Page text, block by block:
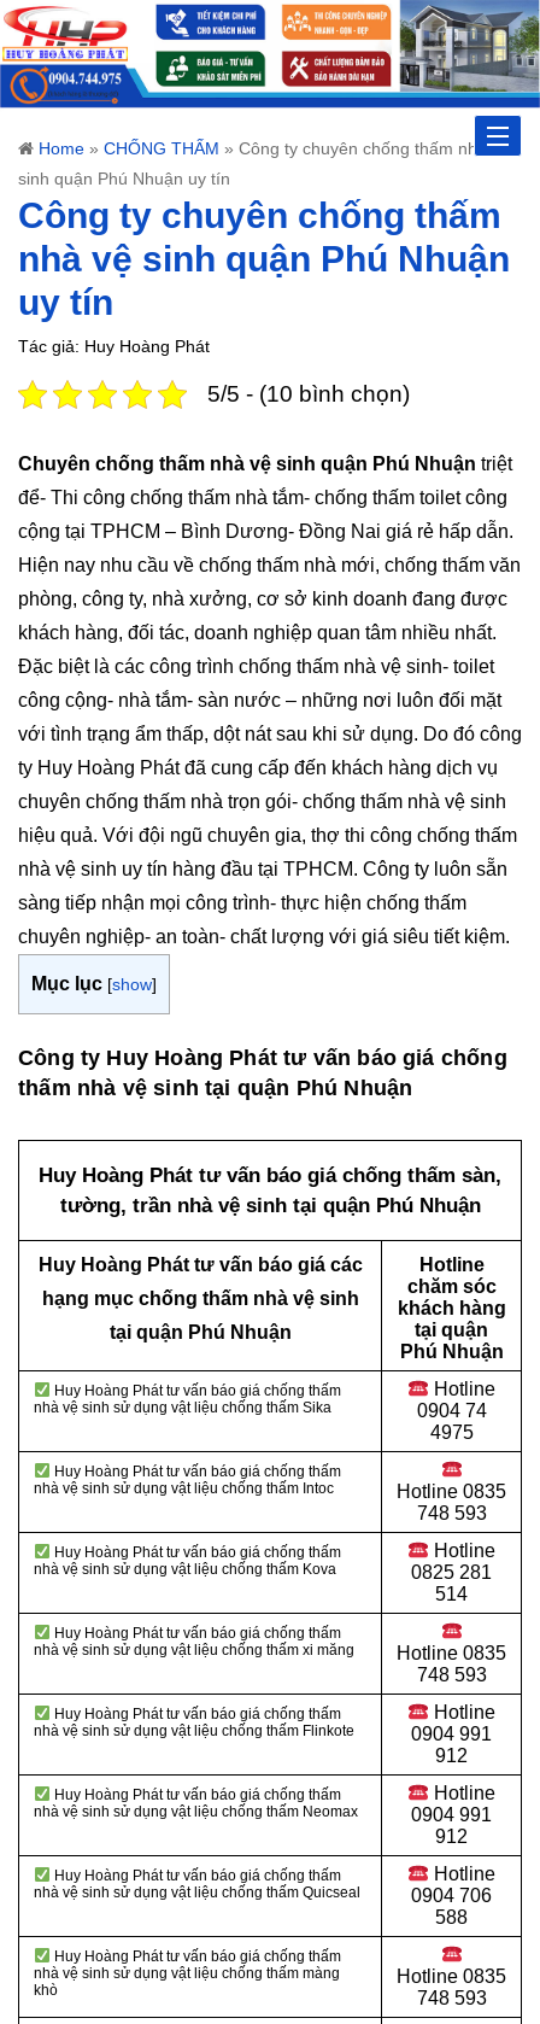
Toggle
Home » CHỐNG THẤM » Công ty chuyên chống thấm nhà vệ
sinh quận Phú Nhuận uy tín
Công ty chuyên chống thấm
nhà vệ sinh quận Phú Nhuận
uy tín
Tác giả: Huy Hoàng Phát
5/5 - (10 bình chọn)
Chuyên chống thấm nhà vệ sinh quận Phú Nhuận triệt
để- Thi công chống thấm nhà tắm- chống thấm toilet công
cộng tại TPHCM – Bình Dương- Đồng Nai giá rẻ hấp dẫn.
Hiện nay nhu cầu về chống thấm nhà mới, chống thấm văn
phòng, công ty, nhà xưởng, cơ sở kinh doanh đang được
khách hàng, đối tác, doanh nghiệp quan tâm nhiều nhất.
Đặc biệt là các công trình chống thấm nhà vệ sinh- toilet
công cộng- nhà tắm- sàn nước – những nơi luôn đối mặt
với tình trạng ẩm thấp, dột nát sau khi sử dụng. Do đó công
ty Huy Hoàng Phát đã cung cấp đến khách hàng dịch vụ
chuyên chống thấm nhà trọn gói- chống thấm nhà vệ sinh
hiệu quả. Với đội ngũ chuyên gia, thợ thi công chống thấm
nhà vệ sinh uy tín hàng đầu tại TPHCM. Công ty luôn sẵn
sàng tiếp nhận mọi công trình- thực hiện chống thấm
chuyên nghiệp- an toàn- chất lượng với giá siêu tiết kiệm.
Mục lục [show]
Công ty Huy Hoàng Phát tư vấn báo giá chống
thấm nhà vệ sinh tại quận Phú Nhuận
Huy Hoàng Phát tư vấn báo giá chống thấm sàn,
tường, trần nhà vệ sinh tại quận Phú Nhuận
Huy Hoàng Phát tư vấn báo giá các
hạng mục chống thấm nhà vệ sinh
tại quận Phú Nhuận
Hotline
chăm sóc
khách hàng
tại quận
Phú Nhuận
Huy Hoàng Phát tư vấn báo giá chống thấm
nhà vệ sinh sử dụng vật liệu chống thấm Sika
Hotline
0904 74
4975
Huy Hoàng Phát tư vấn báo giá chống thấm
nhà vệ sinh sử dụng vật liệu chống thấm Intoc
Hotline 0835
748 593
Huy Hoàng Phát tư vấn báo giá chống thấm
nhà vệ sinh sử dụng vật liệu chống thấm Kova
Hotline
0825 281
514
Huy Hoàng Phát tư vấn báo giá chống thấm
nhà vệ sinh sử dụng vật liệu chống thấm xi măng Hotline 0835
748 593
Huy Hoàng Phát tư vấn báo giá chống thấm
nhà vệ sinh sử dụng vật liệu chống thấm Flinkote
Hotline
0904 991
912
Huy Hoàng Phát tư vấn báo giá chống thấm
nhà vệ sinh sử dụng vật liệu chống thấm Neomax
Hotline
0904 991
912
Huy Hoàng Phát tư vấn báo giá chống thấm
nhà vệ sinh sử dụng vật liệu chống thấm Quicseal
Hotline
0904 706
588
Huy Hoàng Phát tư vấn báo giá chống thấm
nhà vệ sinh sử dụng vật liệu chống thấm màng
khò
Hotline 0835
748 593